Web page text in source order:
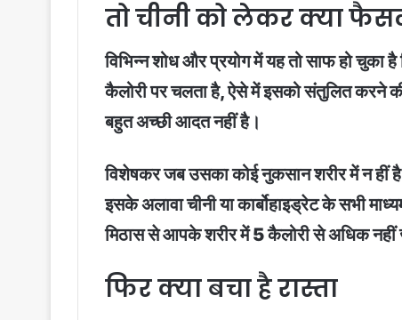
तो चीनी को लेकर क्या
विभिन्न शोध और प्रयोग में यह तो साफ हो चुका
कैलोरी पर चलता है, ऐसे में इसको संतुलित करने
बहुत अच्छी आदत नहीं है।
विशेषकर जब उसका कोई नुकसान शरीर में न हीं
इसके अलावा चीनी या कार्बोहाइड्रेट के सभी
मिठास से आपके शरीर में 5 कैलोरी से अधिक नहीं
फिर क्या बचा है रास्ता